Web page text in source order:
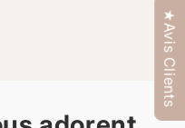
★Avis Clients